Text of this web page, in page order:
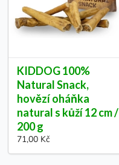
KIDDOG 100%
Natural Snack,
hovězí oháňka
natural s kůží 12 cm /
200 g
71,00 Kč